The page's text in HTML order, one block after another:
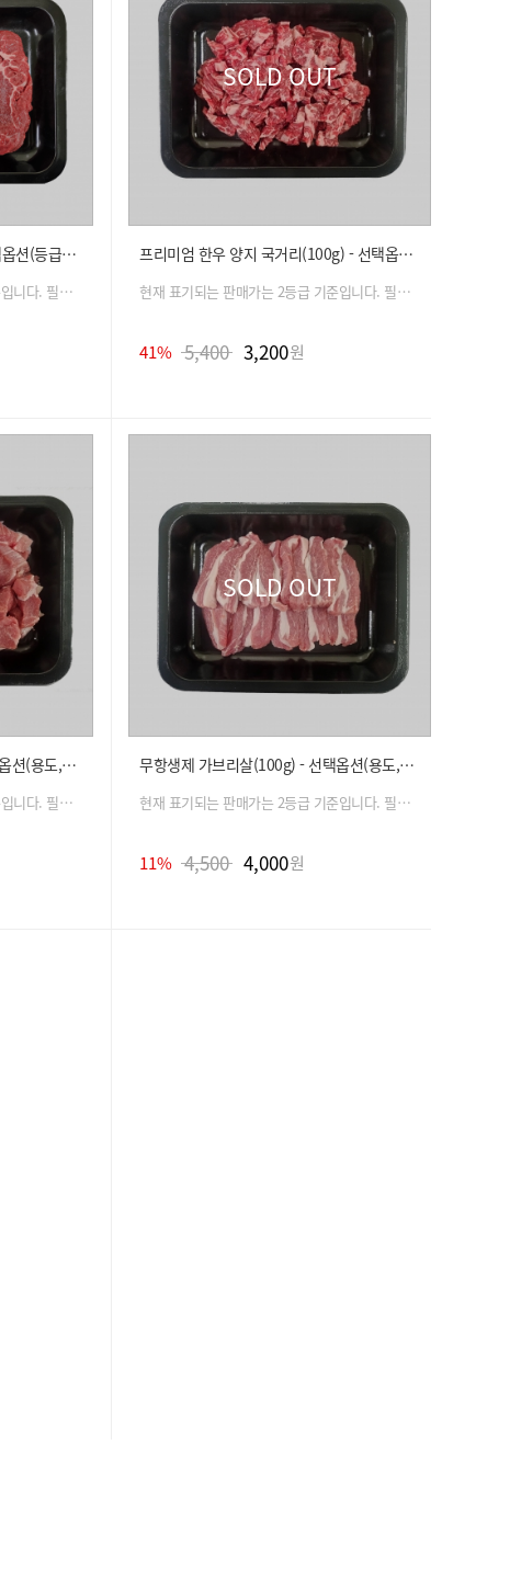
프리미엄 한우 안심(100g) - 선택옵션(등급, 용도, 중량)
현재 표기되는 판매가는 2등급 기준입니다. 필수 옵션 선택 시 금액은 자동 변경 됩니다.
SOLD OUT
프리미엄 한우 양지 국거리(100g) - 선택옵션(등급, 용도, 중량)
현재 표기되는 판매가는 2등급 기준입니다. 필수 옵션 선택 시 금액은 자동 변경 됩니다.
41% 5,400 3,200원
무항생제 앞다리살(100g) - 선택옵션(용도, 중량)
현재 표기되는 판매가는 2등급 기준입니다. 필수 옵션 선택 시 금액은 자동 변경 됩니다.
SOLD OUT
무항생제 가브리살(100g) - 선택옵션(용도, 중량)
현재 표기되는 판매가는 2등급 기준입니다. 필수 옵션 선택 시 금액은 자동 변경 됩니다.
11% 4,500 4,000원